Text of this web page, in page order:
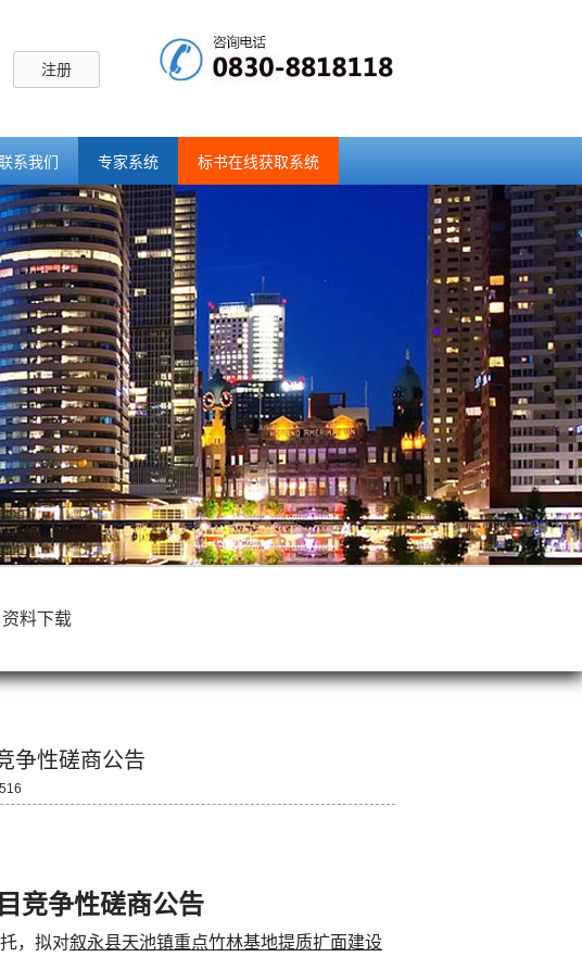
注册
系我们 专家系统 标书在线获取系统
资料下载
争性磋商公告
竞争性磋商公告
，拟对叙永县天池镇重点竹林基地提质扩面建设